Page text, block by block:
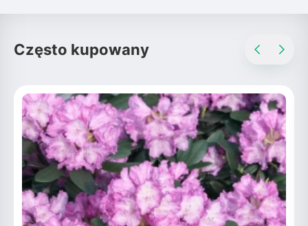
Często kupowany